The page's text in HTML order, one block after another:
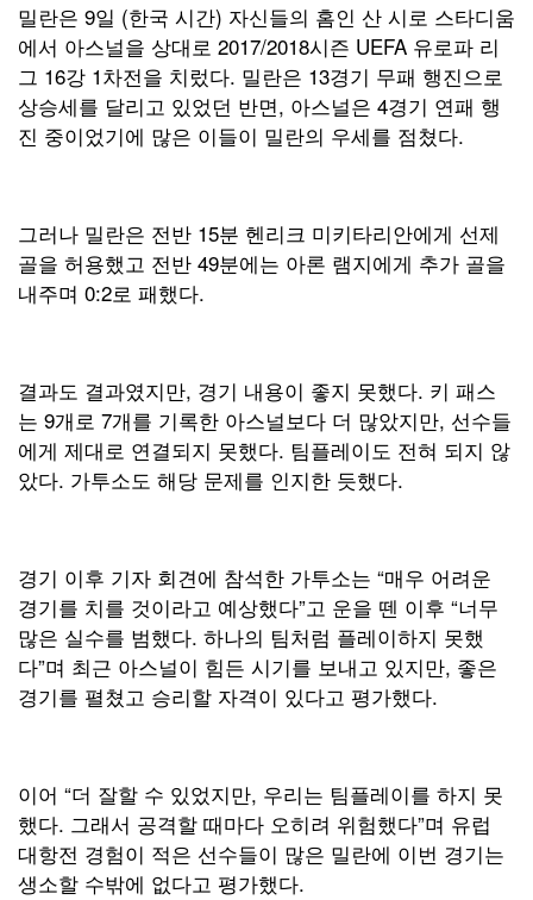
밀란은 9일 (한국 시간) 자신들의 홈인 산 시로 스타디움
에서 아스널을 상대로 2017/2018시즌 UEFA 유로파 리
그 16강 1차전을 치렀다. 밀란은 13경기 무패 행진으로
상승세를 달리고 있었던 반면, 아스널은 4경기 연패 행
진 중이었기에 많은 이들이 밀란의 우세를 점쳤다.
그러나 밀란은 전반 15분 헨리크 미키타리안에게 선제
골을 허용했고 전반 49분에는 아론 램지에게 추가 골을
내주며 0:2로 패했다.
결과도 결과였지만, 경기 내용이 좋지 못했다. 키 패스
는 9개로 7개를 기록한 아스널보다 더 많았지만, 선수들
에게 제대로 연결되지 못했다. 팀플레이도 전혀 되지 않
았다. 가투소도 해당 문제를 인지한 듯했다.
경기 이후 기자 회견에 참석한 가투소는 “매우 어려운
경기를 치를 것이라고 예상했다”고 운을 뗀 이후 “너무
많은 실수를 범했다. 하나의 팀처럼 플레이하지 못했
다”며 최근 아스널이 힘든 시기를 보내고 있지만, 좋은
경기를 펼쳤고 승리할 자격이 있다고 평가했다.
이어 “더 잘할 수 있었지만, 우리는 팀플레이를 하지 못
했다. 그래서 공격할 때마다 오히려 위험했다”며 유럽
대항전 경험이 적은 선수들이 많은 밀란에 이번 경기는
생소할 수밖에 없다고 평가했다.